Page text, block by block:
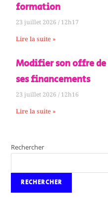
formation
23 juillet 202612h17
Lire la suite »
Modifier son offre
ses financements
23 juillet 202612h16
Lire la suite »
Rechercher
RECHERCHER